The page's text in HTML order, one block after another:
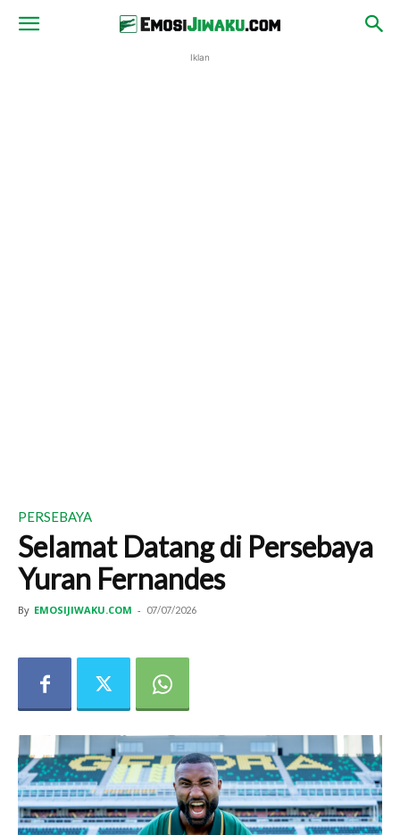
Iklan
PERSEBAYA
Selamat Datang di Persebaya
Yuran Fernandes
By EMOSIJIWAKU.COM - 07/07/2026